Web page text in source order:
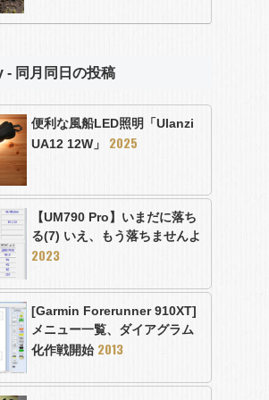
- 同月同日の投稿
便利な風船LED照明「Ulanzi
UA12 12W」 2025
【UM790 Pro】いまだに落ち
る(7) いえ、もう落ちませんよ
2023
[Garmin Forerunner 910XT]
メニュー一覧、ダイアグラム
化作戦開始 2013